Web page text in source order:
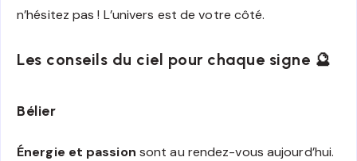
n’hésitez pas ! L’univers est de votre côté.
Les conseils du ciel pour chaque signe 🔮
Bélier
Énergie et passion sont au rendez-vous aujourd’hui.